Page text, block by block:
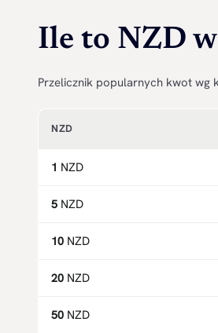
Ile to NZD
Przelicznik popularnych kwot wg
NZD
1 NZD
5 NZD
10 NZD
20 NZD
50 NZD